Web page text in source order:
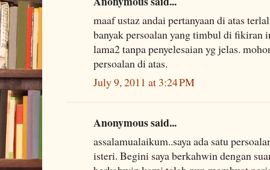
maaf ustaz andai pertanyaan di atas
banyak persoalan yang timbul di fikiran
lama2 tanpa penyelesaian yg jelas.
persoalan di atas.
July 9, 2011 at 3:24 PM
Anonymous said...
assalamualaikum..saya ada satu
isteri. Begini saya berkahwin dengan